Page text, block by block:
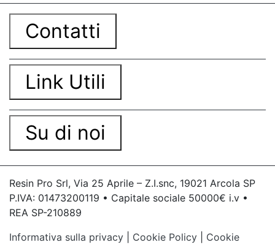
Contatti
Link Utili
Su di noi
Resin Pro Srl, Via 25 Aprile – Z.I.snc, 19021 Arcola SP
P.IVA: 01473200119 • Capitale sociale 50000€ i.v •
REA SP-210889
Informativa sulla privacy
Cookie Policy
Cookie